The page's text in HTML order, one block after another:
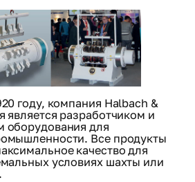
году, компания Halbach &
является разработчиком и
оборудования для
Все продукты
качество для
условиях шахты или